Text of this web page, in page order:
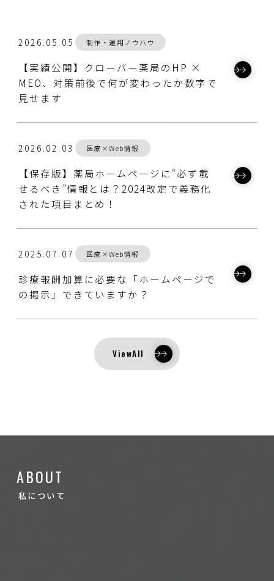
2026.05.05 制作・運用ノウハウ
【実績公開】クローバー薬局のHP ×
MEO、対策前後で何が変わったか数字で
見せます
2026.02.03 医療×Web情報
【保存版】薬局ホームページに“必ず載
せるべき”情報とは？2024改定で義務化
された項目まとめ！
2025.07.07 医療×Web情報
診療報酬加算に必要な「ホームページで
の掲示」できていますか？
ViewAll
私について
ABOUT